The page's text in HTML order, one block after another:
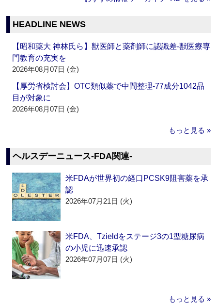
HEADLINE NEWS
【昭和薬大 神林氏ら】獣医師と薬剤師に認識差‐獣医療専
門教育の充実を
2026年08月07日 (金)
【厚労省検討会】OTC類似薬で中間整理‐77成分1042品
目が対象に
2026年08月07日 (金)
もっと見る »
ヘルスデーニュース‐FDA関連‐
米FDAが世界初の経口PCSK9阻害薬を承
認
2026年07月21日 (火)
米FDA、Tzieldをステージ3の1型糖尿病
の小児に迅速承認
2026年07月07日 (火)
もっと見る »